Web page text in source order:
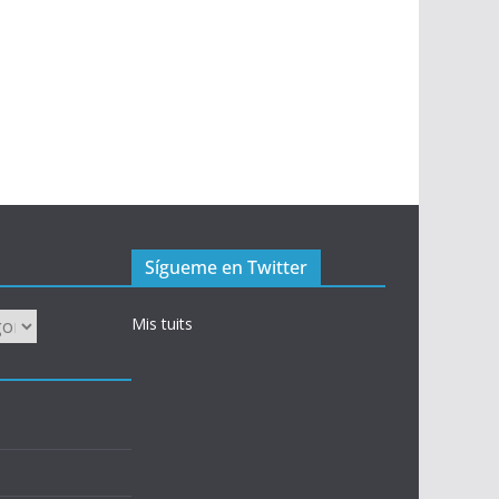
Sígueme en Twitter
Mis tuits